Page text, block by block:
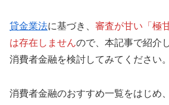
貸金業法に基づき、 審査が甘い「極
は存在しませんので、本記事で紹介
消費者金融を検討してみてください。
消費者金融のおすすめ一覧をはじめ